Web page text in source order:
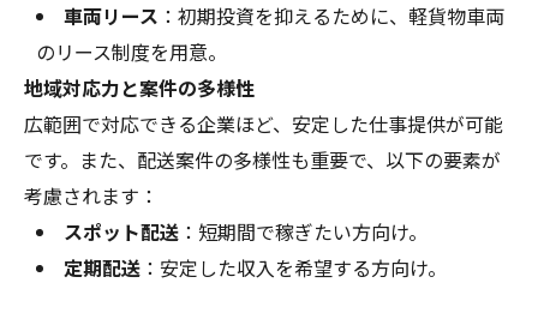
車両リース ：初期投資を抑えるために、軽貨物車両
のリース制度を用意。
地域対応力と案件の多様性
広範囲で対応できる企業ほど、安定した仕事提供が可能
です。また、配送案件の多様性も重要で、以下の要素が
考慮されます：
スポット配送：短期間で稼ぎたい方向け。
定期配送：安定した収入を希望する方向け。